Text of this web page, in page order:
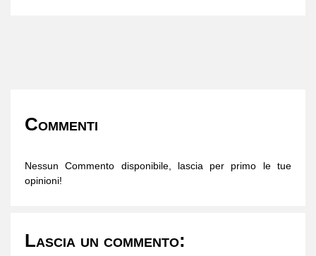
Commenti
Nessun Commento disponibile, lascia per primo le tue
opinioni!
Lascia un commento: